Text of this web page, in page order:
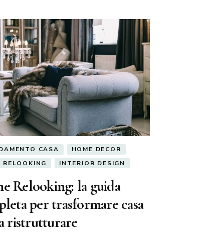
CASA
HOME DECOR
RELOOKING
INTERIOR DESIGN
Relooking: la guida
per trasformare casa
ristrutturare